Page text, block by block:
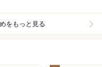
をもっと見る